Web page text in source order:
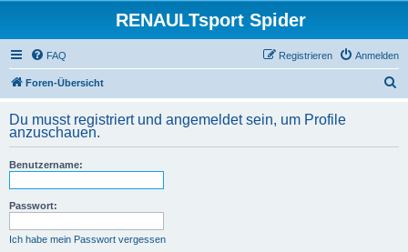
RENAULTsport Spider
FAQ Anmelden
Registrieren
Foren-Übersicht
h
Du musst registriert und angemeldet sein, um Profile
anzuschauen.
Benutzername:
Passwort:
Ich habe mein Passwort vergessen